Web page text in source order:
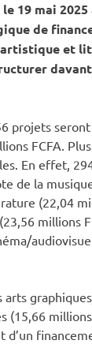
19 mai
de
et
projets
FCFA.
En effet,
de la
(22,04
millions
arts
(15,66
d’un